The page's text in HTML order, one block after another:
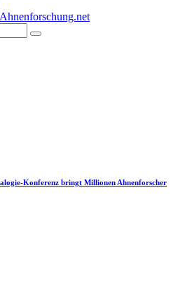
Konferenz bringt Millionen Ahnenforscher